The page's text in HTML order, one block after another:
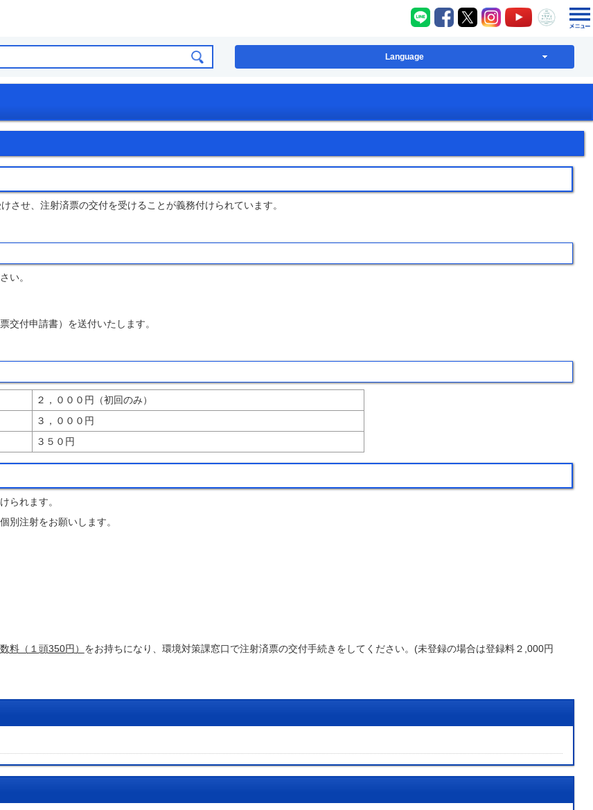
八千代町LINE
八千代町Facebook
八千代町X八千代町Instagram
八千代町八千代
Language
せ、注射済票の交付を受けることが義務付けられています。
い。
付申請書）を送付いたします。
２，０００円（初回のみ）
３，０００円
３５０円
られます。
別注射をお願いします。
料（１頭350円） をお持ちになり、環境対策課窓口で注射済票の交付手続きをしてください。(未登録の場合は登録料２,000円